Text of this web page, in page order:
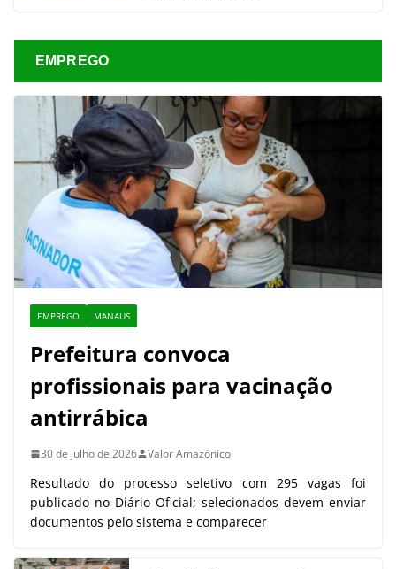
EMPREGO
EMPREGO MANAUS
Prefeitura convoca
profissionais para vacinação
antirrábica
30 de julho de 2026 Valor Amazônico
Resultado do processo seletivo com 295 vagas foi
publicado no Diário Oficial; selecionados devem enviar
documentos pelo sistema e comparecer